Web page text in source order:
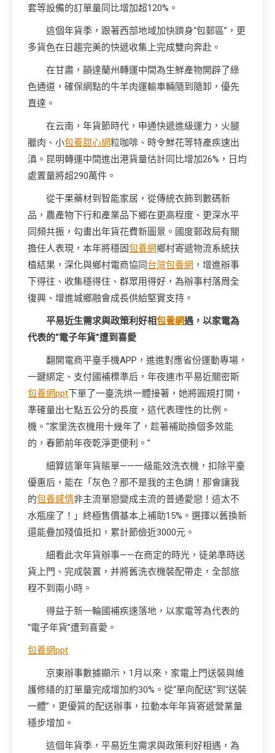
套等設備的訂單量同比增加超120%。
這個年貨季，跟著西部地域加快躋身“包郵區”，更
多貨色在日趨完美的快遞收集上完成雙向奔赴。
在甘肅，韻達蘭州轉運中間為生鮮產物開辟了綠
色通道，確保網點的牛羊肉運輸車輛隨到隨卸，優先
直達。
在云南，年貨節時代，申通快遞進級運力，火腿
臘肉、小包養甜心網粒咖啡、時令鮮花等特產疾速出
滇。昆明轉運中間進出港貨量估計同比增加26%，日均
處置量將超290萬件。
從干果藥材到智能家居，從傳統衣飾到數碼新
品，農產物下行和產業品下鄉在更高程度、更深水平
同頻共振，勾畫出年貨花費新圖景。國度郵政局有關
擔任人表現，本年將穩固包養網鄉村寄遞物流系統扶
植結果，深化與鄉村電商協同台灣包養網 ，增進辦事
下得往、收集穩得住、群眾用得好，為辦事村落周全
復興、增進城鄉融會成長供給堅實支持。
平易近生需求與政策利好相包養網遇，以家電為
代表的“電子年貨”遭到喜愛
翻開電商平臺手機APP，進進對應省份運動專場，
一鍵綁定、支付國補標準后，年夜連市平易近關密斯
包養網ppt下單了一臺洗烘一體接著，她將圓規打開，
準確量出七點五公分的長度，這代表理性的比例。
機。“家里洗衣機用十幾年了，趁著補助換個多效能
的，春節前年夜乾淨更便利。”
細算這筆年貨賬單——一級能效洗衣機，扣除平臺
優惠后，能在「灰色？那不是我的主色調！那會讓我
的包養感情非主流單戀變成主流的普通愛戀！這太不
水瓶座了！」終極售價基本上補助15%。選擇以舊換新
還能疊加殘值抵扣，累計節儉近3000元。
細看此次年貨辦事——在商定的時光，徒弟準時送
貨上門、完成裝置，并將舊洗衣機裝配帶走，全部旅
程不到兩小時。
得益于新一輪國補疾速落地，以家電等為代表的
“電子年貨”遭到喜愛。
包養網ppt
京東辦事數據顯示，1月以來，家電上門送裝與維
護修繕的訂單量完成增加約30%。從“單向配送”到“送裝
一體”，更優質的配送辦事，拉動本年年貨寄遞營業量
穩步增加。
這個年貨季，平易近生需求與政策利好相遇，為